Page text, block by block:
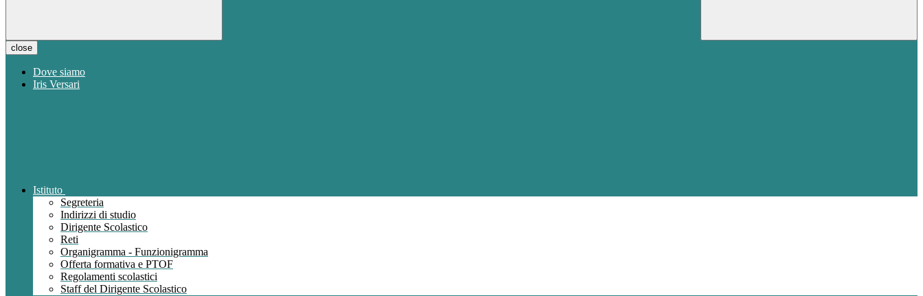
close
Dove siamo
Iris Versari
Istituto
Segreteria
Indirizzi di studio
Dirigente Scolastico
Reti
Organigramma - Funzionigramma
Offerta formativa e PTOF
Regolamenti scolastici
Staff del Dirigente Scolastico